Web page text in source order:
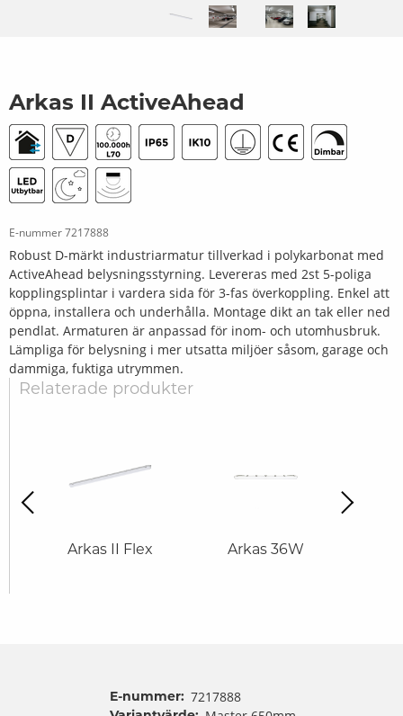
Arkas II ActiveAhead
E-nummer7217888
Robust D-märkt industriarmatur tillverkad i polykarbonat med
ActiveAhead belysningsstyrning. Levereras med 2st 5-poliga
kopplingsplintar i vardera sida för 3-fas överkoppling. Enkel att
öppna, installera och underhålla. Montage dikt an tak eller ned
pendlat. Armaturen är anpassad för inom- och utomhusbruk.
Lämpliga för belysning i mer utsatta miljöer såsom, garage och
dammiga, fuktiga utrymmen.
Relaterade produkter
Arkas II Flex Arkas 36W
Next
E-nummer: 7217888